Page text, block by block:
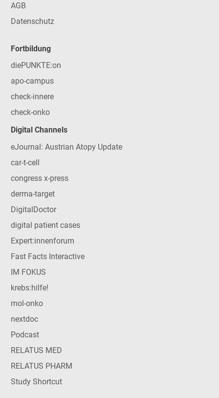
AGB
Datenschutz
Fortbildung
diePUNKTE:on
apo-campus
check-innere
check-onko
Digital Channels
eJournal: Austrian Atopy Update
car-t-cell
congress x-press
derma-target
DigitalDoctor
digital patient cases
Expert:innenforum
Fast Facts Interactive
IM FOKUS
krebs:hilfe!
mol-onko
nextdoc
Podcast
RELATUS MED
RELATUS PHARM
Study Shortcut